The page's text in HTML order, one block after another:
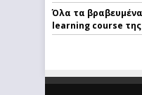
Όλα τα
learning course